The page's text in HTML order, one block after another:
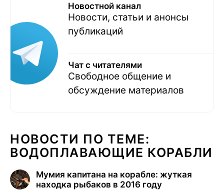
Новостной канал
Новости, статьи и анонсы
публикаций
Чат с читателями
Свободное общение и
обсуждение материалов
НОВОСТИ ПО ТЕМЕ:
ВОДОПЛАВАЮЩИЕ КОРАБЛИ
Мумия капитана на корабле: жуткая
находка рыбаков в 2016 году